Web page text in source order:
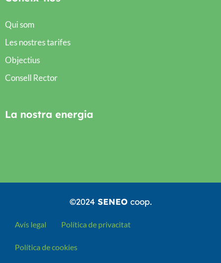
Qui som
Les nostres tarifes
Objectius
Consell Rector
La nostra energia
©2024 SENEO coop.
Avís legal Política de privacitat
Política de cookies